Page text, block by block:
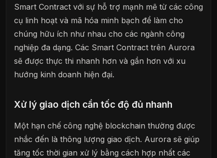
Smart Contract với sự hỗ trợ mạnh mẽ từ các công
cụ linh hoạt và mã hóa minh bạch để làm cho
chúng hữu ích như nhau cho các ngành công
nghiệp đa dạng. Các Smart Contract trên Aurora
sẽ được thực thi nhanh hơn và gần hơn với xu
hướng kinh doanh hiện đại.
Xử lý giao dịch cần tốc độ đủ nhanh
Một hạn chế công nghệ blockchain thường được
nhắc đến là thông lượng giao dịch. Aurora sẽ giúp
tăng tốc thời gian xử lý bằng cách hợp nhất các